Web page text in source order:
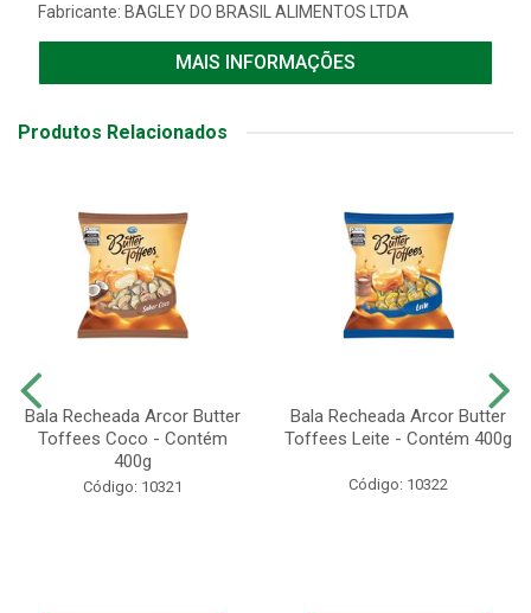
Fabricante: BAGLEY DO BRASIL ALIMENTOS LTDA
MAIS INFORMAÇÕES
Produtos Relacionados
Bala Recheada Arcor Butter
Toffees Coco - Contém
400g
Código: 10321
Bala Recheada Arcor Butter
Toffees Leite - Contém 400g
Código: 10322